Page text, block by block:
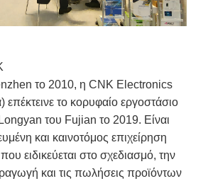
το 2010, η CNK Electronics
επέκτεινε το κορυφαίο εργοστάσιο
του Fujian το 2019. Είναι
και καινοτόμος επιχείρηση
ειδικεύεται στο σχεδιασμό, την
και τις πωλήσεις προϊόντων